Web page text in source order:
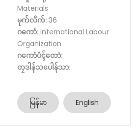
Materials
မုက်လိက်: 36
ဂကောံ: International Labour
Organization
ဂကောံပံၚ်တောဲ:
တၠဒါန်သပေါန်သာ:
မြန်မာ English